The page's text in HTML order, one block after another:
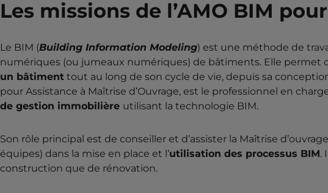
Les missions de l’AMO BIM
Le BIM (Building Information Modeling) est une méthode de
numériques (ou jumeaux numériques) de bâtiments. Elle permet
un bâtiment tout au long de son cycle de vie, depuis sa
pour Assistance à Maîtrise d’Ouvrage, est le professionnel en
de gestion immobilière utilisant la technologie BIM.
Son rôle principal est de conseiller et d’assister la Maîtrise
équipes) dans la mise en place et l’utilisation des processus BIM.
construction que de rénovation.